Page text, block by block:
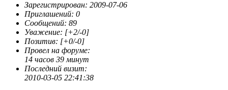
Зарегистрирован: 2009-07-06
Приглашений: 0
Сообщений: 89
Уважение: [+2/-0]
Позитив: [+0/-0]
Провел на форуме:
14 часов 39 минут
Последний визит:
2010-03-05 22:41:38